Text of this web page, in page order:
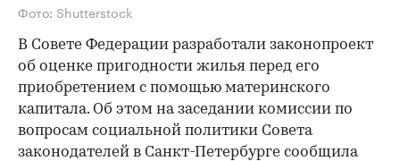
Фото: Shutterstock
В Совете Федерации разработали законопроект
об оценке пригодности жилья перед его
приобретением с помощью материнского
капитала. Об этом на заседании комиссии по
вопросам социальной политики Совета
законодателей в Санкт-Петербурге сообщила